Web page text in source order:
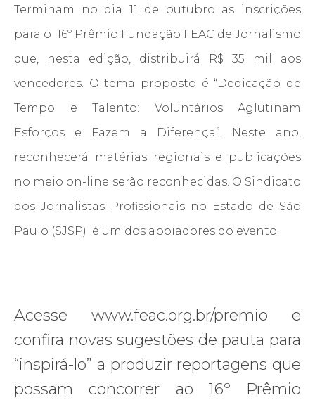
Terminam no dia 11 de outubro as inscrições
para o 16º Prêmio Fundação FEAC de Jornalismo
que, nesta edição, distribuirá R$ 35 mil aos
vencedores. O tema proposto é “Dedicação de
Tempo e Talento: Voluntários Aglutinam
Esforços e Fazem a Diferença”. Neste ano,
reconhecerá matérias regionais e publicações
no meio on-line serão reconhecidas. O Sindicato
dos Jornalistas Profissionais no Estado de São
Paulo (SJSP) é um dos apoiadores do evento.
Acesse www.feac.org.br/premio e
confira novas sugestões de pauta para
“inspirá-lo” a produzir reportagens que
possam concorrer ao 16º Prêmio